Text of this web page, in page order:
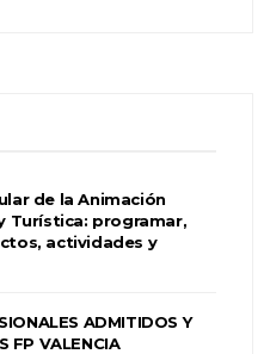
de la Animación
Turística: programar,
actividades y
ADMITIDOS Y
FP VALENCIA